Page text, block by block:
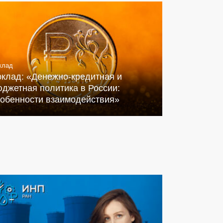
«Денежно-кредитная и
политика в России:
взаимодействия»